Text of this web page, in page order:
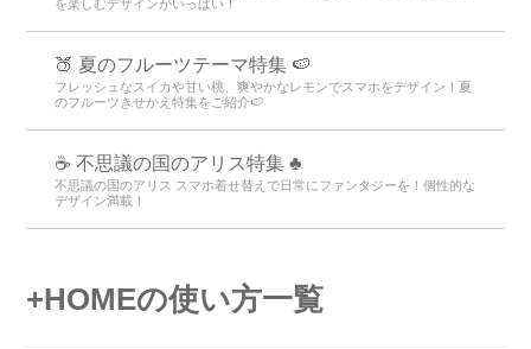
を楽しむデザインがいっぱい！
🍑 夏のフルーツテーマ特集 🍉
フレッシュなスイカや甘い桃、爽やかなレモンでスマホをデザイン！夏
のフルーツきせかえ特集をご紹介🍉
☕ 不思議の国のアリス特集 ♣
不思議の国のアリス スマホ着せ替えで日常にファンタジーを！個性的な
デザイン満載！
+HOMEの使い方一覧